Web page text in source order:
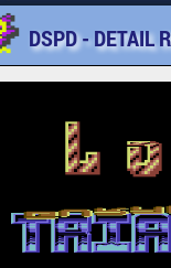
DSPD - DETAIL